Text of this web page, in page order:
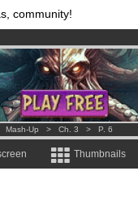
community!
comics & mangas!.
per month !Get membership
Mash-Up > Ch. 3 > P. 6
Thumbnails